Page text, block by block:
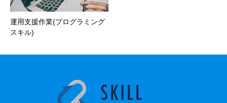
運用支援作業(プログラミング
スキル)